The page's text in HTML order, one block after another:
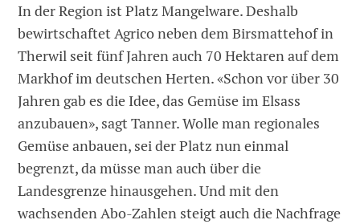
In der Region ist Platz Mangelware. Deshalb
bewirtschaftet Agrico neben dem Birsmattehof in
Therwil seit fünf Jahren auch 70 Hektaren auf dem
Markhof im deutschen Herten. «Schon vor über 30
Jahren gab es die Idee, das Gemüse im Elsass
anzubauen», sagt Tanner. Wolle man regionales
Gemüse anbauen, sei der Platz nun einmal
begrenzt, da müsse man auch über die
Landesgrenze hinausgehen. Und mit den
wachsenden Abo-Zahlen steigt auch die Nachfrage